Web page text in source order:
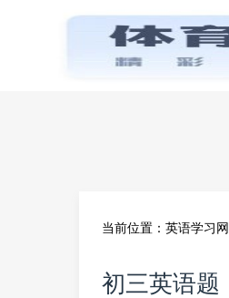
当前位置： 英语学习网
初三英语题